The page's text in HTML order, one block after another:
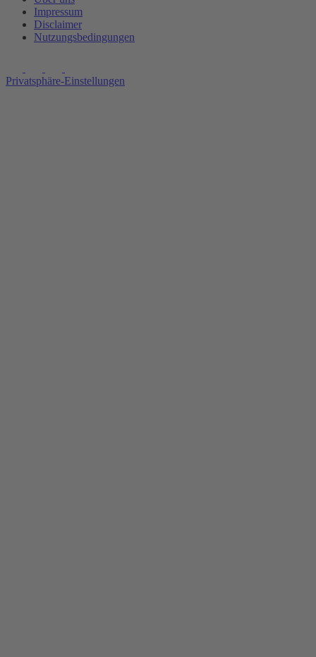
Impressum
Disclaimer
Nutzungsbedingungen
Privatsphäre-Einstellungen